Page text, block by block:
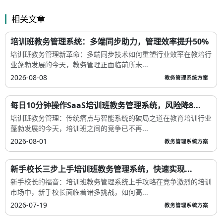
相关文章
培训班教务管理系统：多端同步助力，管理效率提升50%
培训班教务管理新革命：多端同步技术如何重塑行业效率在教培行
业蓬勃发展的今天，教务管理正面临前所未...
2026-08-08
教务管理系统方案
每日10分钟操作SaaS培训班教务管理系统，风险降8...
培训班教务管理：传统痛点与智能系统的破局之道在教育培训行业
蓬勃发展的今天，培训班之间的竞争已不再...
2026-08-01
教务管理系统方案
新手校长三步上手培训班教务管理系统，快速实现...
新手校长的福音：培训班教务管理系统上手攻略在竞争激烈的培训
市场中，新手校长面临着诸多挑战，如何高...
2026-07-19
教务管理系统方案